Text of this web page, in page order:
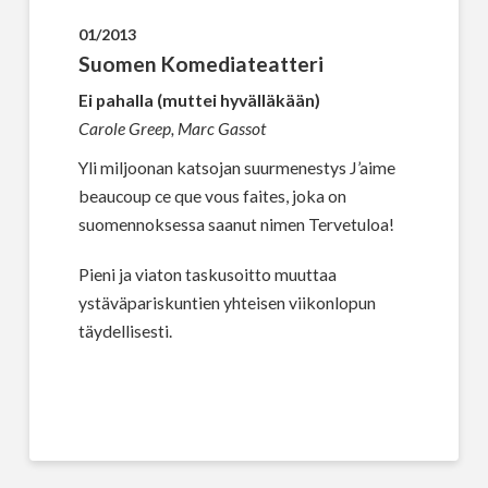
01/2013
Suomen Komediateatteri
Ei pahalla (muttei hyvälläkään)
Carole Greep, Marc Gassot
Yli miljoonan katsojan suurmenestys J’aime
beaucoup ce que vous faites, joka on
suomennoksessa saanut nimen Tervetuloa!
Pieni ja viaton taskusoitto muuttaa
ystäväpariskuntien yhteisen viikonlopun
täydellisesti.